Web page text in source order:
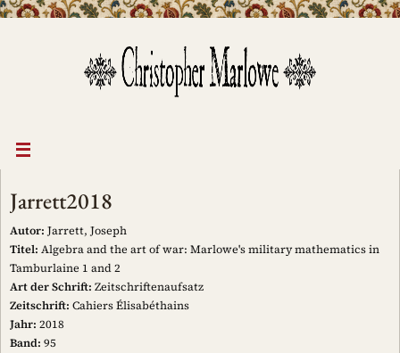
Jarrett2018
Autor: Jarrett, Joseph
Titel: Algebra and the art of war: Marlowe's military mathematics in
Tamburlaine 1 and 2
Art der Schrift: Zeitschriftenaufsatz
Zeitschrift: Cahiers Élisabéthains
Jahr: 2018
Band: 95